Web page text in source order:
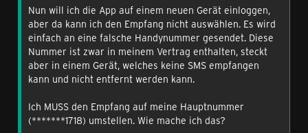
Nun will ich die App auf einem neuen Gerät einloggen,
aber da kann ich den Empfang nicht auswählen. Es wird
einfach an eine falsche Handynummer gesendet. Diese
Nummer ist zwar in meinem Vertrag enthalten, steckt
aber in einem Gerät, welches keine SMS empfangen
kann und nicht entfernt werden kann.
Ich MUSS den Empfang auf meine Hauptnummer
(*******1718) umstellen. Wie mache ich das?